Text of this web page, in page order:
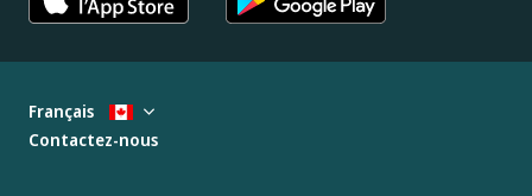
Français
Contactez-nous